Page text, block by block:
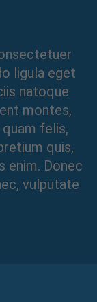
massa.
dis
Donec
ligula eget
natoque
montes,
felis,
quis,
enim. Donec
vulputate